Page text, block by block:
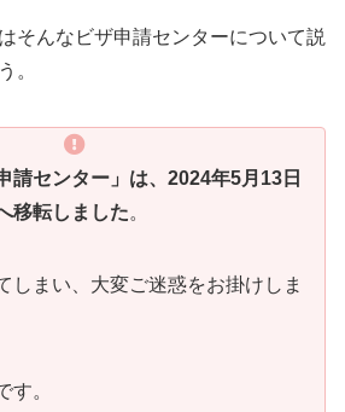
そんなビザ申請センターについて説
。
請センター」は、2024年5月13日
移転しました。
しまい、大変ご迷惑をお掛けしま
す。